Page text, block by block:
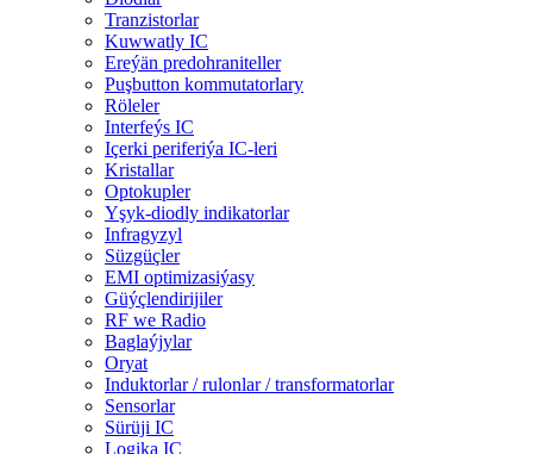
Tranzistorlar
Kuwwatly IC
Ereýän predohraniteller
Puşbutton kommutatorlary
Röleler
Interfeýs IC
Içerki periferiýa IC-leri
Kristallar
Optokupler
Yşyk-diodly indikatorlar
Infragyzyl
Süzgüçler
EMI optimizasiýasy
Güýçlendirijiler
RF we Radio
Baglaýjylar
Oryat
Induktorlar / rulonlar / transformatorlar
Sensorlar
Sürüji IC
Logika IC